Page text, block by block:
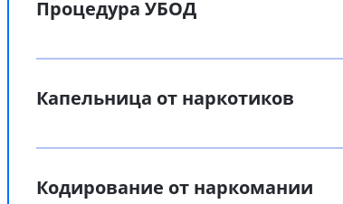
Процедура УБОД
Капельница от наркотиков
Кодирование от наркомании